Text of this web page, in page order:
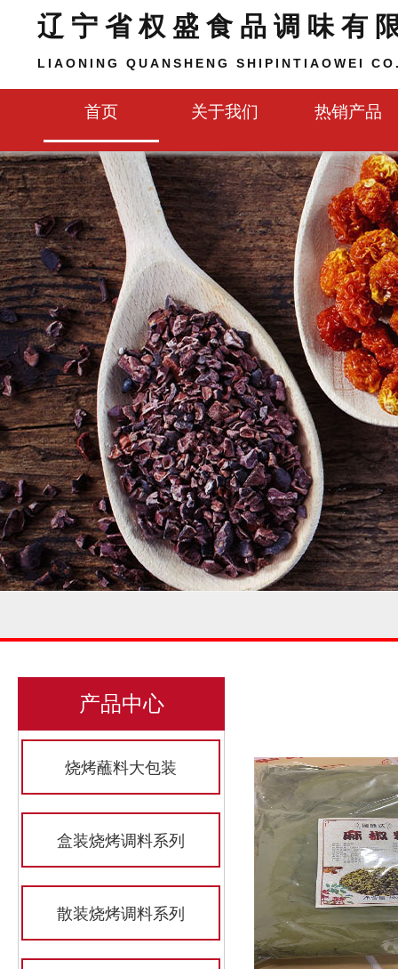
辽宁省权盛食品调味有
LIAONING QUANSHENG SHIPINTIAOWEI
首页 关于我们 热销产品
产品中心
烧烤蘸料大包装
盒装烧烤调料系列
散装烧烤调料系列